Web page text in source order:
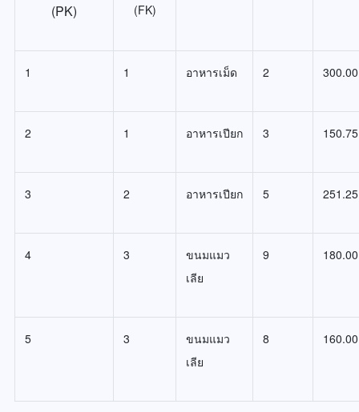
(PK)
(FK)
1 1 อาหารเม็ด 2 300.00
2 1 อาหารเปียก 3 150.75
3 2 อาหารเปียก 5 251.25
4 3
ขนมแมว
เลีย
9 180.00
5 3
ขนมแมว
เลีย
8 160.00